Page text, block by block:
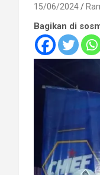
15/06/2024
Bagikan di